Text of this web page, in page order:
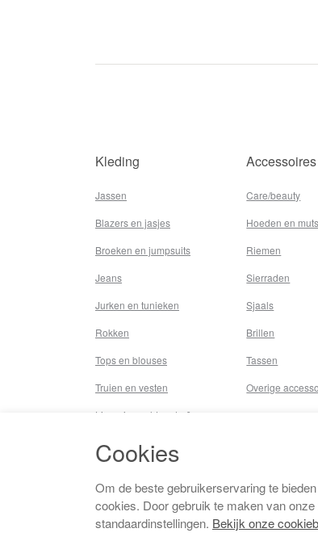
Kleding
Jassen
Blazers en jasjes
Broeken en jumpsuits
Jeans
Jurken en tunieken
Rokken
Tops en blouses
Truien en vesten
Lingerie,nachtmode &
Badkleding
Beenmode
Vermaakkosten
Accessoires
Care/beauty
Hoeden en
Riemen
Sierraden
Sjaals
Brillen
Tassen
Overige
Cookies
Om de beste gebruikerservaring te
cookies. Door gebruik te maken van
standaardinstellingen. Bekijk onze